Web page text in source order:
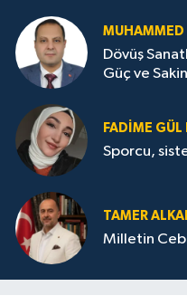
MUHAMMED
Dövüş
Güç ve
FADIME GÜL
Sporcu,
TAMER
Milletin